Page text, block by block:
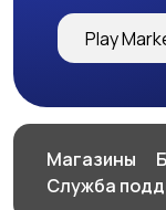
Play
Магазины
Служба